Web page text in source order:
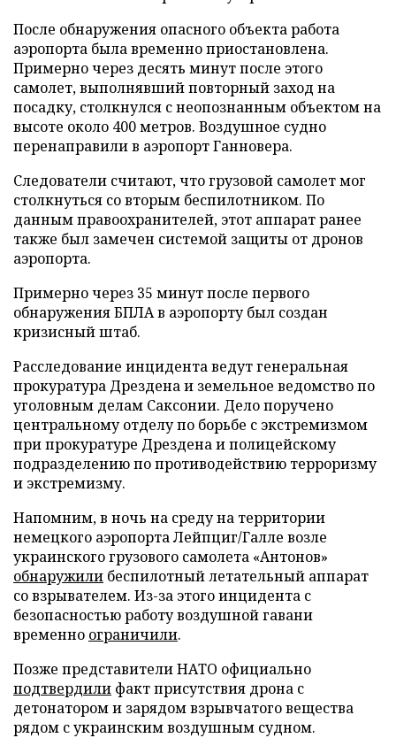
После обнаружения опасного объекта работа
аэропорта была временно приостановлена.
Примерно через десять минут после этого
самолет, выполнявший повторный заход на
посадку, столкнулся с неопознанным объектом на
высоте около 400 метров. Воздушное судно
перенаправили в аэропорт Ганновера.
Следователи считают, что грузовой самолет мог
столкнуться со вторым беспилотником. По
данным правоохранителей, этот аппарат ранее
также был замечен системой защиты от дронов
аэропорта.
Примерно через 35 минут после первого
обнаружения БПЛА в аэропорту был создан
кризисный штаб.
Расследование инцидента ведут генеральная
прокуратура Дрездена и земельное ведомство по
уголовным делам Саксонии. Дело поручено
центральному отделу по борьбе с экстремизмом
при прокуратуре Дрездена и полицейскому
подразделению по противодействию терроризму
и экстремизму.
Напомним, в ночь на среду на территории
немецкого аэропорта Лейпциг/Галле возле
украинского грузового самолета «Антонов»
обнаружили беспилотный летательный аппарат
со взрывателем. Из-за этого инцидента с
безопасностью работу воздушной гавани
временно ограничили.
Позже представители НАТО официально
подтвердили факт присутствия дрона с
детонатором и зарядом взрывчатого вещества
рядом с украинским воздушным судном.